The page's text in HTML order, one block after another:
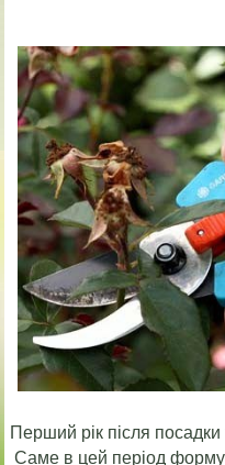
Перший рік після
Саме в цей період